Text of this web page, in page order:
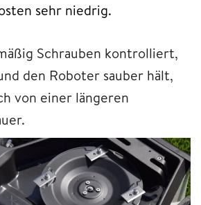
sehr niedrig.
Schrauben kontrolliert,
den Roboter sauber hält,
von einer längeren